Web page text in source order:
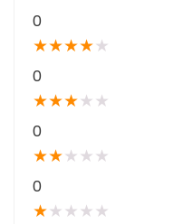
0
★★★★★
0
★★★★ ★
0
★★★ ★ ★
0
★★ ★ ★ ★